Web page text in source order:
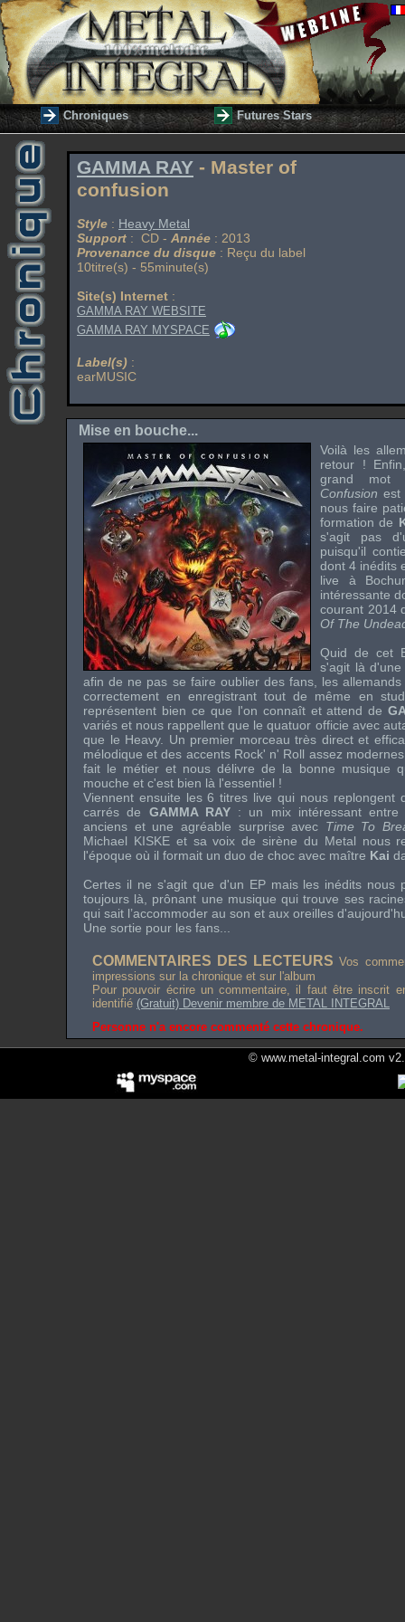
Chroniques Futures Stars
GAMMA RAY - Master of
confusion
Style : Heavy Metal
Support : CD - Année : 2013
Provenance du disque : Reçu du label
10titre(s) - 55minute(s)
Site(s) Internet :
GAMMA RAY WEBSITE
GAMMA RAY MYSPACE
Label(s) :
earMUSIC
Mise en bouche...
Voilà les
retour !
grand
Confusion
nous faire
formation de
s'agit pas
puisqu'il
dont 4 inédits
live à
intéressante
courant 2014
Of The
Quid de cet
s'agit là d'une
afin de ne pas se faire oublier des fans, les
correctement en enregistrant tout de même en
représentent bien ce que l'on connaît et attend de
variés et nous rappellent que le quatuor officie avec
que le Heavy. Un premier morceau très direct et
mélodique et des accents Rock' n' Roll assez
fait le métier et nous délivre de la bonne musique
mouche et c'est bien là l'essentiel !
Viennent ensuite les 6 titres live qui nous replongent
carrés de GAMMA RAY: un mixintéressant entre
anciens et une agréable surprise avec Time To
Michael KISKEet sa voix de sirène du Metal nous
l'époque où il formait un duo de choc avec maître Kai
Certes il ne s'agit que d'un EPmais les inédits nous
toujours là, prônant une musique qui trouve ses
qui sait l’accommoder au son et aux oreilles
Une sortie pour les fans
COMMENTAIRES DES LECTEURS Vos
impressions sur la chronique et sur l'album
Pour pouvoir écrire un commentaire, il faut être inscrit
identifié (Gratuit) Devenir membre de METAL INTEGRAL
Personne n'a encore commenté cette chronique.
© www.metal-integral.com